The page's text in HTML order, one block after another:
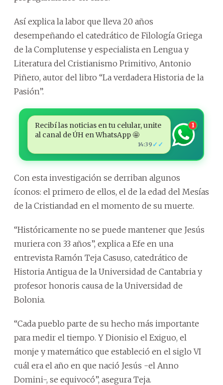
Así explica la labor que lleva 20 años
desempeñando el catedrático de Filología Griega
de la Complutense y especialista en Lengua y
Literatura del Cristianismo Primitivo, Antonio
Piñero, autor del libro “La verdadera Historia de la
Pasión”.
Recibí las noticias en tu celular, unite
al canal de ÚH en WhatsApp 🤩
14:39 ✓✓
1
Con esta investigación se derriban algunos
íconos: el primero de ellos, el de la edad del Mesías
de la Cristiandad en el momento de su muerte.
“Históricamente no se puede mantener que Jesús
muriera con 33 años”, explica a Efe en una
entrevista Ramón Teja Casuso, catedrático de
Historia Antigua de la Universidad de Cantabria y
profesor honoris causa de la Universidad de
Bolonia.
“Cada pueblo parte de su hecho más importante
para medir el tiempo. Y Dionisio el Exiguo, el
monje y matemático que estableció en el siglo VI
cuál era el año en que nació Jesús -el Anno
Domini-, se equivocó”, asegura Teja.